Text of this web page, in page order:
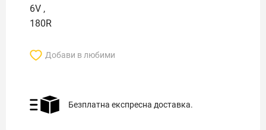
6V ,
180R
Добави в любими
Безплатна експресна доставка.